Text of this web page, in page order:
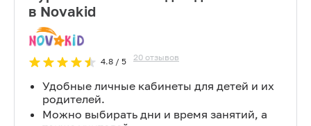
в Novakid
4.8/ 5 20 отзывов
Удобные личные кабинеты для детей и их
родителей.
Можно выбирать дни и время занятий, а